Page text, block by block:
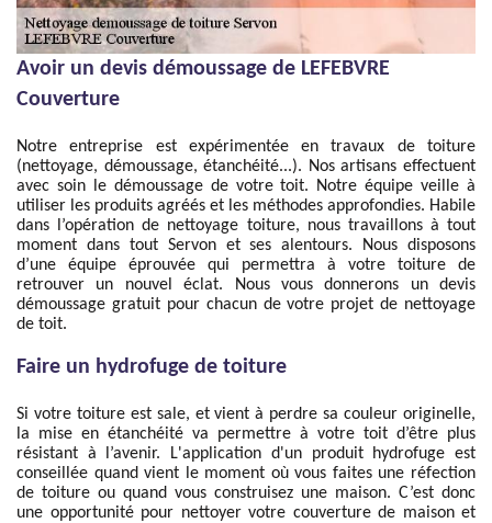
Avoir un devis démoussage de LEFEBVRE
Couverture
Notre entreprise est expérimentée en travaux de toiture
(nettoyage, démoussage, étanchéité...). Nos artisans effectuent
avec soin le démoussage de votre toit. Notre équipe veille à
utiliser les produits agréés et les méthodes approfondies. Habile
dans l’opération de nettoyage toiture, nous travaillons à tout
moment dans tout Servon et ses alentours. Nous disposons
d’une équipe éprouvée qui permettra à votre toiture de
retrouver un nouvel éclat. Nous vous donnerons un devis
démoussage gratuit pour chacun de votre projet de nettoyage
de toit.
Faire un hydrofuge de toiture
Si votre toiture est sale, et vient à perdre sa couleur originelle,
la mise en étanchéité va permettre à votre toit d’être plus
résistant à l’avenir. L'application d'un produit hydrofuge est
conseillée quand vient le moment où vous faites une réfection
de toiture ou quand vous construisez une maison. C’est donc
une opportunité pour nettoyer votre couverture de maison et